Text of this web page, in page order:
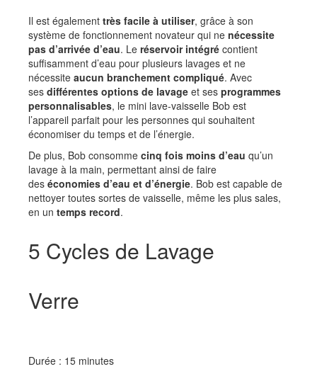
Il est également très facile à utiliser, grâce à son
système de fonctionnement novateur qui ne nécessite
pas d’arrivée d’eau. Le réservoir intégré contient
suffisamment d’eau pour plusieurs lavages et ne
nécessite aucun branchement compliqué. Avec
ses différentes options de lavage et ses programmes
personnalisables, le mini lave-vaisselle Bob est
l’appareil parfait pour les personnes qui souhaitent
économiser du temps et de l’énergie.
De plus, Bob consomme cinq fois moins d’eau qu’un
lavage à la main, permettant ainsi de faire
des économies d’eau et d’énergie. Bob est capable de
nettoyer toutes sortes de vaisselle, même les plus sales,
en un temps record.
5 Cycles de Lavage
Verre
Durée : 15 minutes